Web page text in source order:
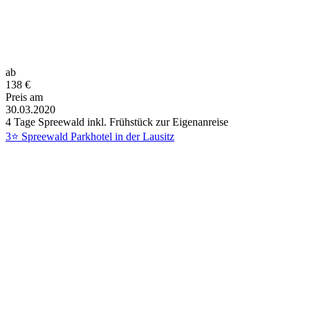
ab
138 €
Preis am
30.03.2020
4 Tage Spreewald inkl. Frühstück zur Eigenanreise
3⭐ Spreewald Parkhotel in der Lausitz